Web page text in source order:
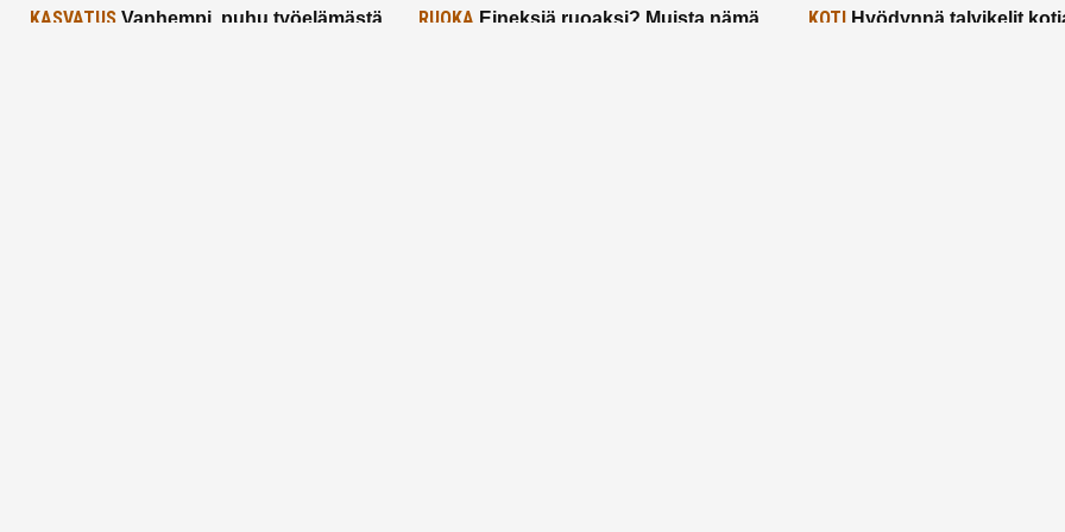
KASVATUS Vanhempi, puhu työelämästä
RUOKA Eineksiä ruoaksi? Muista nämä
KOTIHyödynnä talvikelit